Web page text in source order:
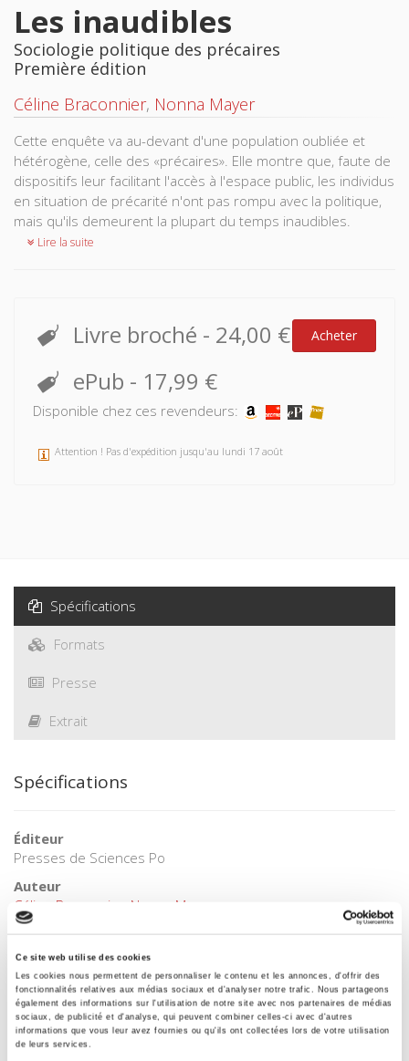
Ce site web utilise des cookies
Les cookies nous permettent de personnaliser le contenu et les annonces, d'offrir des
fonctionnalités relatives aux médias sociaux et d'analyser notre trafic. Nous partageons
également des informations sur l'utilisation de notre site avec nos partenaires de médias
sociaux, de publicité et d'analyse, qui peuvent combiner celles-ci avec d'autres
informations que vous leur avez fournies ou qu'ils ont collectées lors de votre utilisation
de leurs services.
Les inaudibles
Sociologie politique des précaires
Première édition
Céline Braconnier, Nonna Mayer
Cette enquête va au-devant d'une population oubliée et
hétérogène, celle des «précaires». Elle montre que, faute de
dispositifs leur facilitant l'accès à l'espace public, les individus
en situation de précarité n'ont pas rompu avec la politique,
mais qu'ils demeurent la plupart du temps inaudibles.
Lire la suite
Livre broché - 24,00 € Acheter
ePub - 17,99 €
Disponible chez ces revendeurs:
Attention ! Pas d'expédition jusqu'au lundi 17 août
Spécifications
Formats
Presse
Extrait
Spécifications
Éditeur
Presses de Sciences Po
Auteur
Céline Braconnier
Nonna Mayer
Avec
Géraldine Bozec,Hugo Canihac
Jardin,Victor Marneur, Léa Morabito,Camille Peugny ,Corentin
Poyet,Manon Réguer-Petit,Coline Salaris,Laure Squarcioni
Collection
Académique